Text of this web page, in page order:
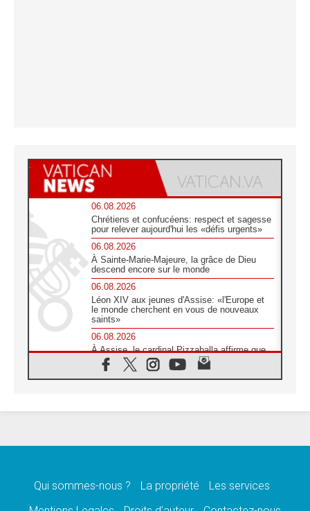
06.08.2026
Chrétiens et confucéens: respect et sagesse
pour relever aujourd'hui les «défis urgents»
06.08.2026
À Sainte-Marie-Majeure, la grâce de Dieu
descend encore sur le monde
06.08.2026
Léon XIV aux jeunes d'Assise: «l'Europe et
le monde cherchent en vous de nouveaux
saints»
06.08.2026
À Assise, le cardinal Pizzaballa affirme que
«les chrétiens veulent la paix»
06.08.2026
message de paix et de dignité humaine»
Qui sommes-nous ? La propriété
Les services